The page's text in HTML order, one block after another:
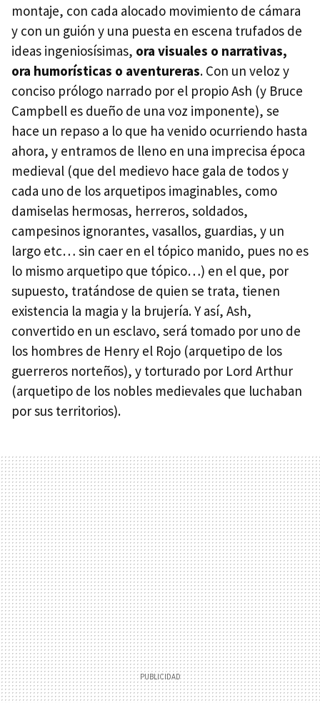
montaje, con cada alocado movimiento de cámara
y con un guión y una puesta en escena trufados de
ideas ingeniosísimas, ora visuales o narrativas,
ora humorísticas o aventureras. Con un veloz y
conciso prólogo narrado por el propio Ash (y Bruce
Campbell es dueño de una voz imponente), se
hace un repaso a lo que ha venido ocurriendo hasta
ahora, y entramos de lleno en una imprecisa época
medieval (que del medievo hace gala de todos y
cada uno de los arquetipos imaginables, como
damiselas hermosas, herreros, soldados,
campesinos ignorantes, vasallos, guardias, y un
largo etc… sin caer en el tópico manido, pues no es
lo mismo arquetipo que tópico…) en el que, por
supuesto, tratándose de quien se trata, tienen
existencia la magia y la brujería. Y así, Ash,
convertido en un esclavo, será tomado por uno de
los hombres de Henry el Rojo (arquetipo de los
guerreros norteños), y torturado por Lord Arthur
(arquetipo de los nobles medievales que luchaban
por sus territorios).